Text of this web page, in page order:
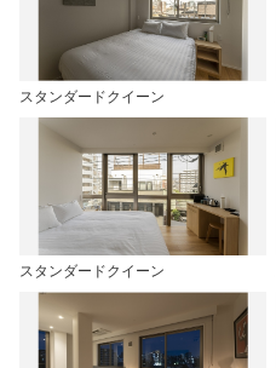
スタンダードクイーン
スタンダードクイーン